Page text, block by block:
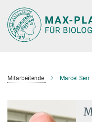
Hauptinhalt
Mitarbeitende Marcel Serr